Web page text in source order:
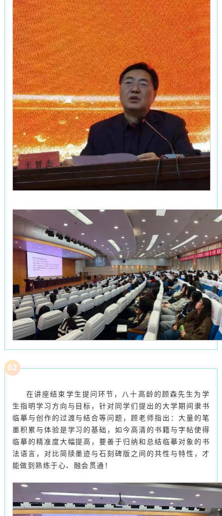
02
在讲座结束学生提问环节，八十高龄的顾森先生为学
生指明学习方向与目标，针对同学们提出的大学期间隶书
临摹与创作的过渡与结合等问题，顾老师指出：大量的笔
墨积累与体验是学习的基础，如今高清的书籍与字帖使得
临摹的精准度大幅提高，要善于归纳和总结临摹对象的书
法语言，对比简牍墨迹与石刻碑版之间的共性与特性，才
能做到熟练于心、融会贯通！